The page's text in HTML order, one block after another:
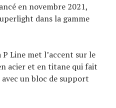
en novembre 2021,
dans la gamme
Line met l’accent sur le
acier et en titane qui fait
un bloc de support